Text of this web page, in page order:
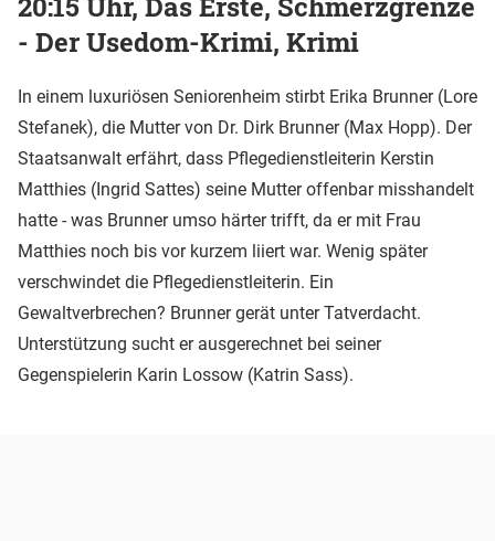
- Der Usedom-Krimi, Krimi
In einem luxuriösen Seniorenheim stirbt Erika Brunner (Lore
Stefanek), die Mutter von Dr. Dirk Brunner (Max Hopp). Der
Staatsanwalt erfährt, dass Pflegedienstleiterin Kerstin
Matthies (Ingrid Sattes) seine Mutter offenbar misshandelt
hatte - was Brunner umso härter trifft, da er mit Frau
Matthies noch bis vor kurzem liiert war. Wenig später
verschwindet die Pflegedienstleiterin. Ein
Gewaltverbrechen? Brunner gerät unter Tatverdacht.
Unterstützung sucht er ausgerechnet bei seiner
Gegenspielerin Karin Lossow (Katrin Sass).